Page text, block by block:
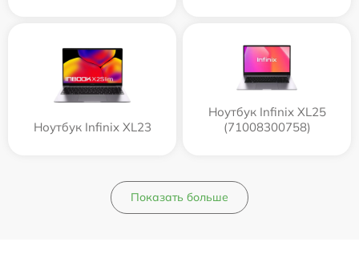
Ноутбук Infinix XL23
Ноутбук Infinix XL25
(71008300758)
Показать больше